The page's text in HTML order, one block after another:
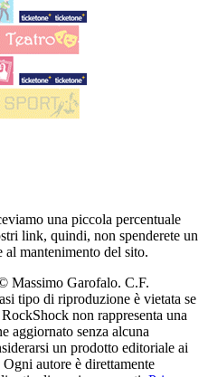
una piccola percentuale
link, quindi, non spenderete un
mantenimento del sito.
Massimo Garofalo. C.F.
tipo di riproduzione è vietata se
non rappresenta una
aggiornato senza alcuna
un prodotto editoriale ai
autore è direttamente